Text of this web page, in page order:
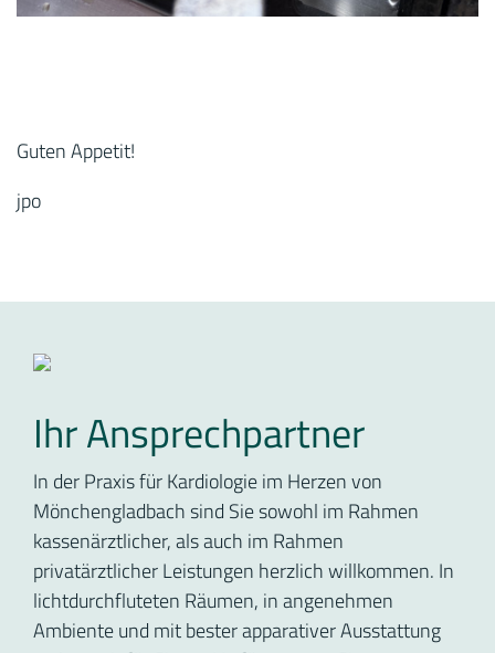
Guten Appetit!
jpo
Ihr Ansprechpartner
In der Praxis für Kardiologie im Herzen von
Mönchengladbach sind Sie sowohl im Rahmen
kassenärztlicher, als auch im Rahmen
privatärztlicher Leistungen herzlich willkommen. In
lichtdurchfluteten Räumen, in angenehmen
Ambiente und mit bester apparativer Ausstattung